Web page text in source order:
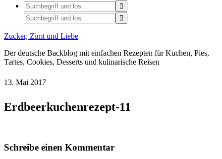
Zucker, Zimt und Liebe
Der deutsche Backblog mit einfachen Rezepten für Kuchen, Pies,
Tartes, Cookies, Desserts und kulinarische Reisen
13. Mai 2017
Erdbeerkuchenrezept-11
Schreibe einen Kommentar